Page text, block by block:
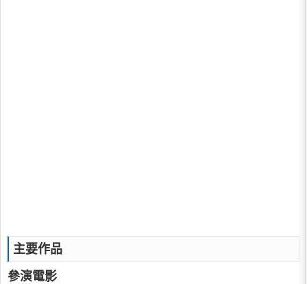
主要作品
參演電影